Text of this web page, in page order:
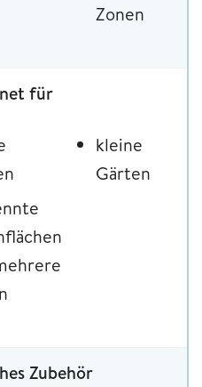
Zonen
für
kleine
Gärten
Zubehör